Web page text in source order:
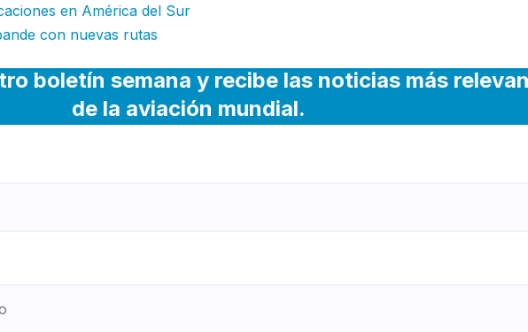
en América del Sur
con nuevas rutas
boletín semana y recibe las noticias más
de la aviación mundial.